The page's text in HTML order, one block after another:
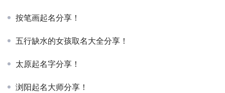
按笔画起名分享！
五行缺水的女孩取名大全分享！
太原起名字分享！
浏阳起名大师分享！